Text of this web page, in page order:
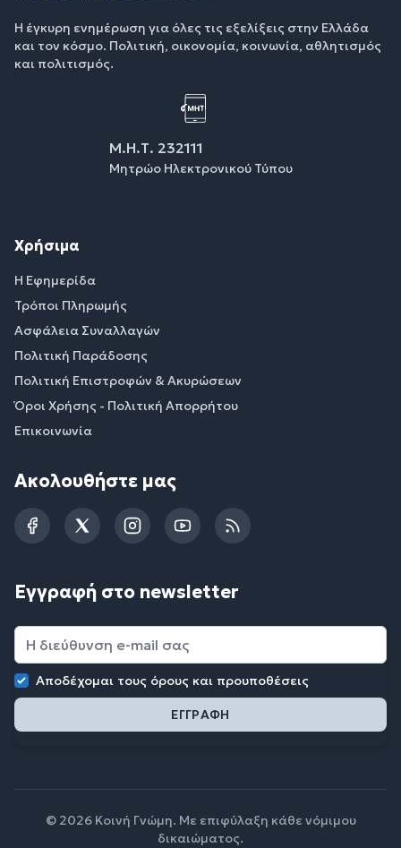
Η έγκυρη ενημέρωση για όλες τις εξελίξεις στην Ελλάδα
και τον κόσμο. Πολιτική, οικονομία, κοινωνία, αθλητισμός
και πολιτισμός.
Μ.Η.Τ. 232111
Μητρώο Ηλεκτρονικού Τύπου
Χρήσιμα
Η Εφημερίδα
Τρόποι Πληρωμής
Ασφάλεια Συναλλαγών
Πολιτική Παράδοσης
Πολιτική Επιστροφών & Ακυρώσεων
Όροι Χρήσης - Πολιτική Απορρήτου
Επικοινωνία
Ακολουθήστε μας
FacebookTwitterInstagramYouTubeRSS
Εγγραφή στο newsletter
Αποδέχομαι τους όρους και προυποθέσεις
© 2026 Κοινή Γνώμη. Με επιφύλαξη κάθε νόμιμου
δικαιώματος.